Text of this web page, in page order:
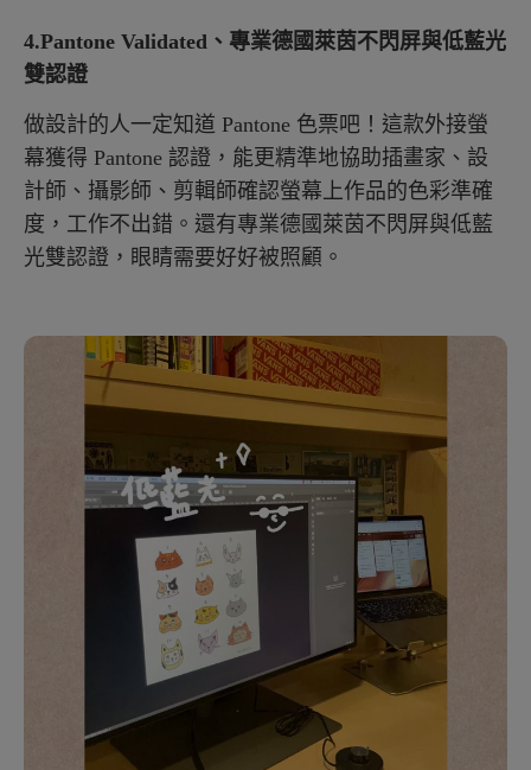
4.Pantone Validated、專業德國萊茵不閃屏與低藍光
雙認證
做設計的人一定知道 Pantone 色票吧！這款外接螢
幕獲得 Pantone 認證，能更精準地協助插畫家、設
計師、攝影師、剪輯師確認螢幕上作品的色彩準確
度，工作不出錯。還有專業德國萊茵不閃屏與低藍
光雙認證，眼睛需要好好被照顧。